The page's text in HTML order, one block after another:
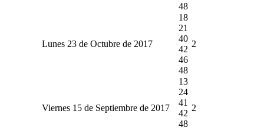
48
Lunes 23 de Octubre de 2017
18
21
40
42
46
48
2
Viernes 15 de Septiembre de 2017
13
24
41
42
48
2